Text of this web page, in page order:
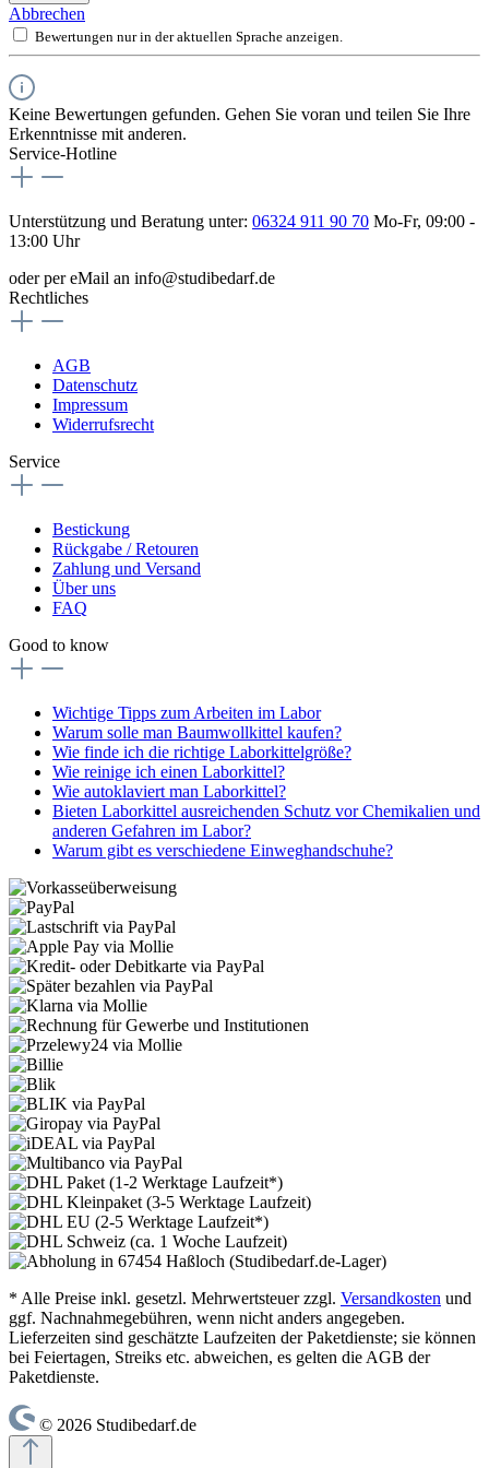
Abbrechen
Bewertungen nur in der aktuellen Sprache anzeigen.
Keine Bewertungen gefunden. Gehen Sie voran und teilen Sie Ihre
Erkenntnisse mit anderen.
Service-Hotline
Unterstützung und Beratung unter: 06324 911 90 70 Mo-Fr, 09:00 -
13:00 Uhr
oder per eMail an info@studibedarf.de
Rechtliches
AGB
Datenschutz
Impressum
Widerrufsrecht
Service
Bestickung
Rückgabe / Retouren
Zahlung und Versand
Über uns
FAQ
Good to know
Wichtige Tipps zum Arbeiten im Labor
Warum solle man Baumwollkittel kaufen?
Wie finde ich die richtige Laborkittelgröße?
Wie reinige ich einen Laborkittel?
Wie autoklaviert man Laborkittel?
Bieten Laborkittel ausreichenden Schutz vor Chemikalien und
anderen Gefahren im Labor?
Warum gibt es verschiedene Einweghandschuhe?
* Alle Preise inkl. gesetzl. Mehrwertsteuer zzgl. Versandkosten und
ggf. Nachnahmegebühren, wenn nicht anders angegeben.
Lieferzeiten sind geschätzte Laufzeiten der Paketdienste; sie können
bei Feiertagen, Streiks etc. abweichen, es gelten die AGB der
Paketdienste.
© 2026 Studibedarf.de